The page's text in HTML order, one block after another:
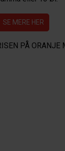
SE MERE HER
PÅ ORANJE